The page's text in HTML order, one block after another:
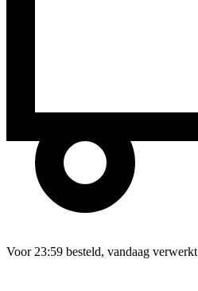
Voor 23:59 besteld, vandaag verwerkt